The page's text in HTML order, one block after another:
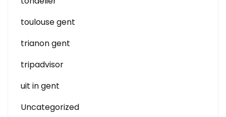
toulouse gent
trianon gent
tripadvisor
uit in gent
Uncategorized